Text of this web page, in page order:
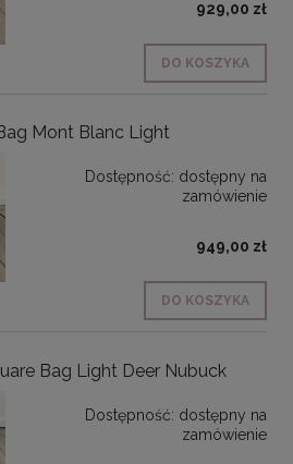
929,00 zł
DO KOSZYKA
Mont Blanc Light
Dostępność: dostępny na
zamówienie
949,00 zł
DO KOSZYKA
Bag Light Deer Nubuck
Dostępność: dostępny na
zamówienie